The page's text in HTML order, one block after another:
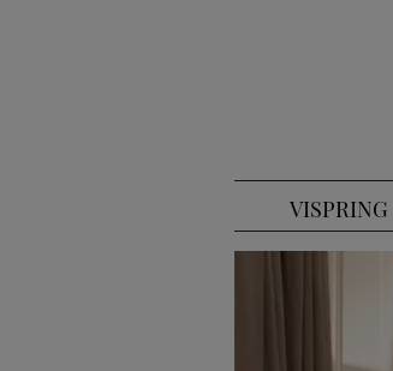
VISPRING